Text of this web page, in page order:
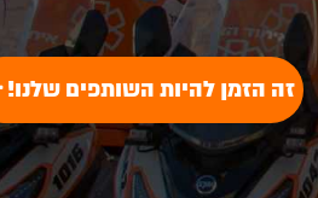
זה הזמן להיות השותפים שלנו!